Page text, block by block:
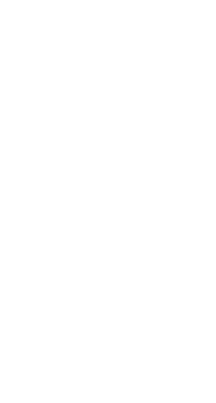
poze cu modele de manichiuri!❤️